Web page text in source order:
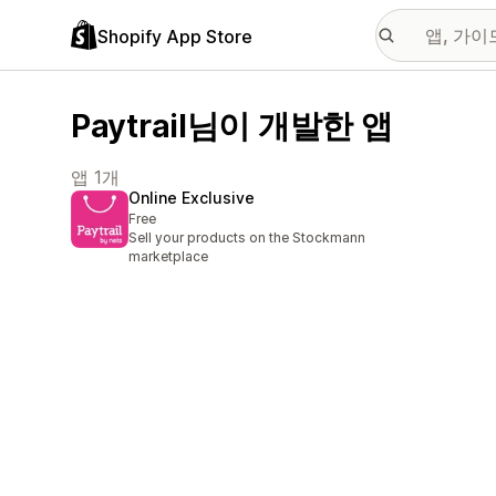
Shopify App Store
Paytrail님이 개발한 앱
앱 1개
Online Exclusive
Free
Sell your products on the Stockmann
marketplace